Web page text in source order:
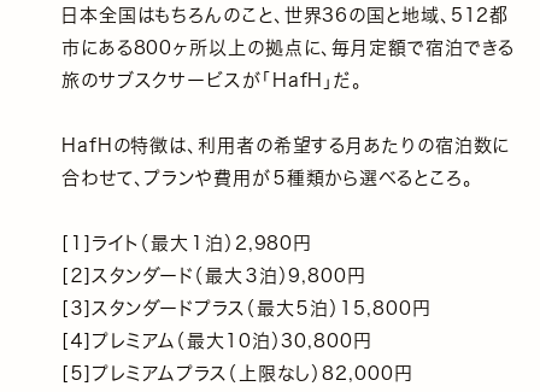
日本全国はもちろんのこと、世界36の国と地域、512都
市にある800ヶ所以上の拠点に、毎月定額で宿泊できる
旅のサブスクサービスが「HafH」だ。
HafHの特徴は、利用者の希望する月あたりの宿泊数に
合わせて、プランや費用が５種類から選べるところ。
[１]ライト（最大１泊）2,980円
[２]スタンダード（最大３泊）9,800円
[３]スタンダードプラス（最大５泊）15,800円
[４]プレミアム（最大10泊）30,800円
[５]プレミアムプラス（上限なし）82,000円